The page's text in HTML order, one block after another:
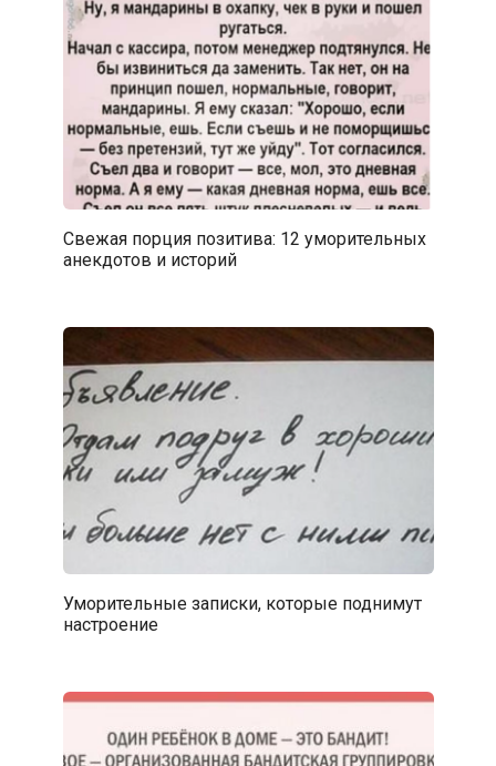
Свежая порция позитива: 12 уморительных
анекдотов и историй
Уморительные записки, которые поднимут
настроение